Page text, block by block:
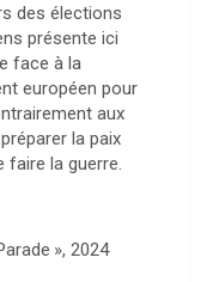
des élections
présente ici
face à la
européen pour
aux
la paix
faire la guerre.
», 2024